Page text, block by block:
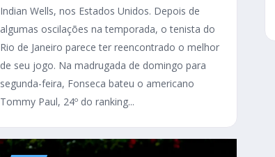
Indian Wells, nos Estados Unidos. Depois de
algumas oscilações na temporada, o tenista do
Rio de Janeiro parece ter reencontrado o melhor
de seu jogo. Na madrugada de domingo para
segunda-feira, Fonseca bateu o americano
Tommy Paul, 24º do ranking...